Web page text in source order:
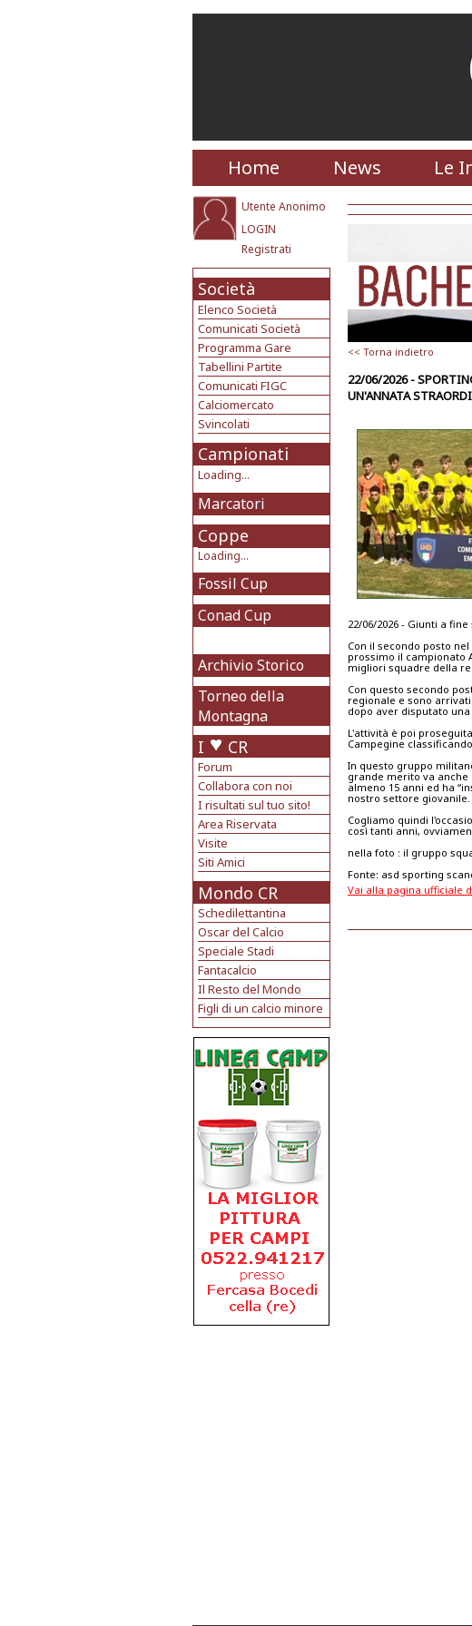
Home News Le
Utente Anonimo
LOGIN
Registrati
Società
Elenco Società
Comunicati Società
Programma Gare
Tabellini Partite
Comunicati FIGC
Calciomercato
Svincolati
Campionati
Loading...
Marcatori
Coppe
Loading...
Fossil Cup
Conad Cup
Archivio Storico
Torneo della
Montagna
I CR
Forum
Collabora con noi
I risultati sul tuo sito!
Area Riservata
Visite
Siti Amici
Mondo CR
Schedilettantina
Oscar del Calcio
Speciale Stadi
Fantacalcio
Il Resto del Mondo
Figli di un calcio minore
<< Torna indietro
22/06/2026 -
UN'ANNATA
22/06/2026 - Giunti a
Con il secondo posto
prossimo il campionato
migliori squadre della
Con questo secondo
regionale e sono
dopo aver disputato
L'attività è poi
Campegine
In questo gruppo
grande merito va
almeno 15 anni ed ha
nostro settore giovanile.
Cogliamo quindi
così tanti anni,
nella foto : il gruppo
Fonte: asd sporting
Vai alla pagina ufficiale